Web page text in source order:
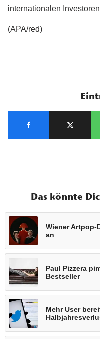
internationalen
(APA/red)
Das könnte
Wiener Artpop-
an
Paul Pizzera
Bestseller
Mehr User